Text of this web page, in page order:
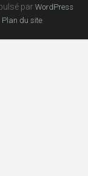
parWordPress
Plan du site